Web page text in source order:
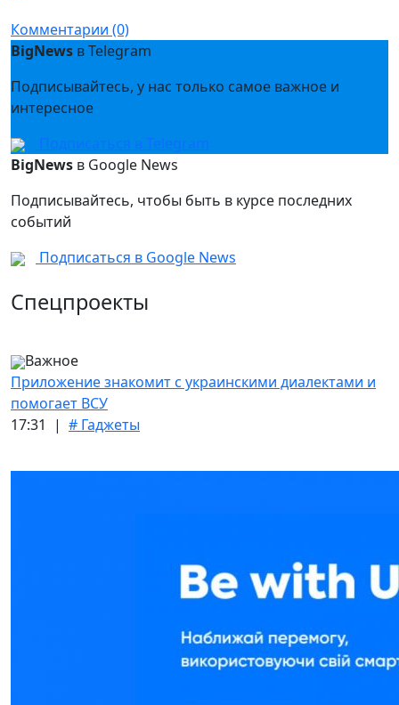
Комментарии (0)
BigNews в Telegram
Подписывайтесь, у нас только самое важное и
интересное
Подписаться в Telegram
BigNews в Google News
Подписывайтесь, чтобы быть в курсе последних
событий
Подписаться в Google News
Спецпроекты
Важное
Приложение знакомит с украинскими диалектами и
помогает ВСУ
17:31 | # Гаджеты